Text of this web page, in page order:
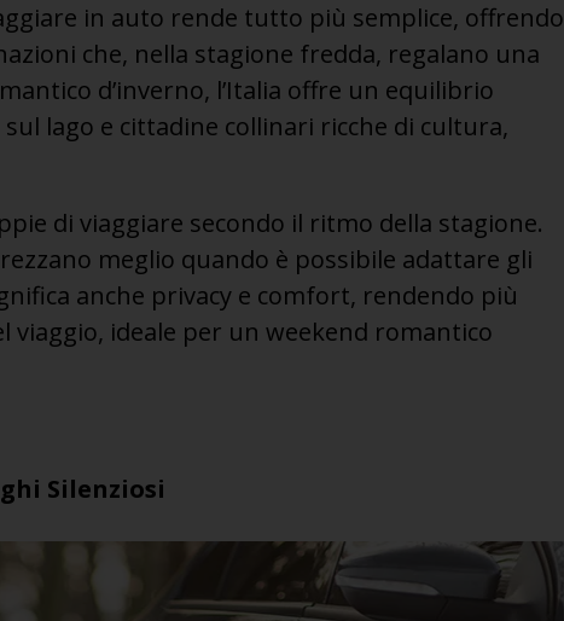
in auto rende tutto più semplice, offrendo
che, nella stagione fredda, regalano una
d’inverno, l’Italia offre un equilibrio
lago e cittadine collinari ricche di cultura,
di viaggiare secondo il ritmo della stagione.
meglio quando è possibile adattare gli
anche privacy e comfort, rendendo più
viaggio, ideale per un weekend romantico
Silenziosi